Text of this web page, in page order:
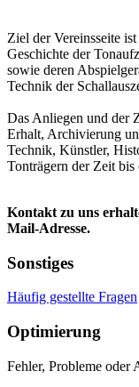
Ziel der Vereinsseite
Geschichte der
sowie deren
Technik der
Das Anliegen und der
Erhalt, Archivierung
Technik, Künstler,
Tonträgern der Zeit
Kontakt zu uns
Mail-Adresse.
Sonstiges
Häufig gestellte Fragen
Optimierung
Fehler, Probleme oder